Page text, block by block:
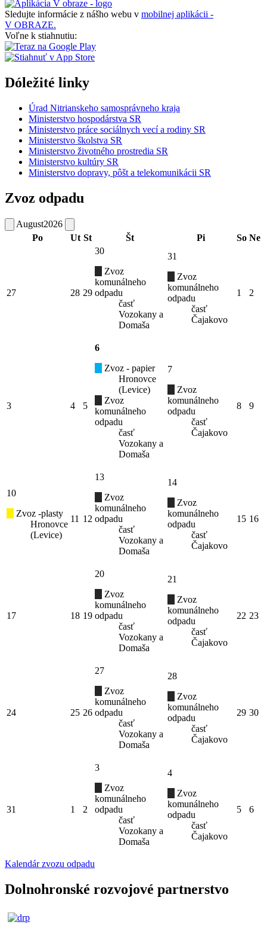
Sledujte informácie z nášho webu v mobilnej aplikácii -
V OBRAZE.
Voľne k stiahnutiu:
Dóležité linky
Úrad Nitrianskeho samosprávneho kraja
Ministerstvo hospodárstva SR
Ministerstvo práce sociálnych vecí a rodiny SR
Ministerstvo školstva SR
Ministerstvo životného prostredia SR
Ministerstvo kultúry SR
Ministerstvo dopravy, pôšt a telekomunikácii SR
Zvoz odpadu
August2026
Po
Ut St Št Pi So Ne
27 28 29
30
Zvoz
komunálneho
odpadu
časť
Vozokany a
Domaša
31
Zvoz
komunálneho
odpadu
časť
Čajakovo
1 2
3 4 5
6
Zvoz - papier
Hronovce
(Levice)
Zvoz
komunálneho
odpadu
časť
Vozokany a
Domaša
7
Zvoz
komunálneho
odpadu
časť
Čajakovo
8 9
10
Zvoz -plasty
Hronovce
(Levice)
11 12
13
Zvoz
komunálneho
odpadu
časť
Vozokany a
Domaša
14
Zvoz
komunálneho
odpadu
časť
Čajakovo
15 16
17 18 19
20
Zvoz
komunálneho
odpadu
časť
Vozokany a
Domaša
21
Zvoz
komunálneho
odpadu
časť
Čajakovo
22 23
24 25 26
27
Zvoz
komunálneho
odpadu
časť
Vozokany a
Domaša
28
Zvoz
komunálneho
odpadu
časť
Čajakovo
29 30
31 1 2
3
Zvoz
komunálneho
odpadu
časť
Vozokany a
Domaša
4
Zvoz
komunálneho
odpadu
časť
Čajakovo
5 6
Kalendár zvozu odpadu
Dolnohronské rozvojové partnerstvo